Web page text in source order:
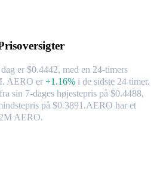
er $0.4442, med en 24-timers
AERO er +1.16% i de sidste 24 timer.
fra sin 7-dages højestepris på $0.4488,
på $0.3891.AERO har et
AERO.